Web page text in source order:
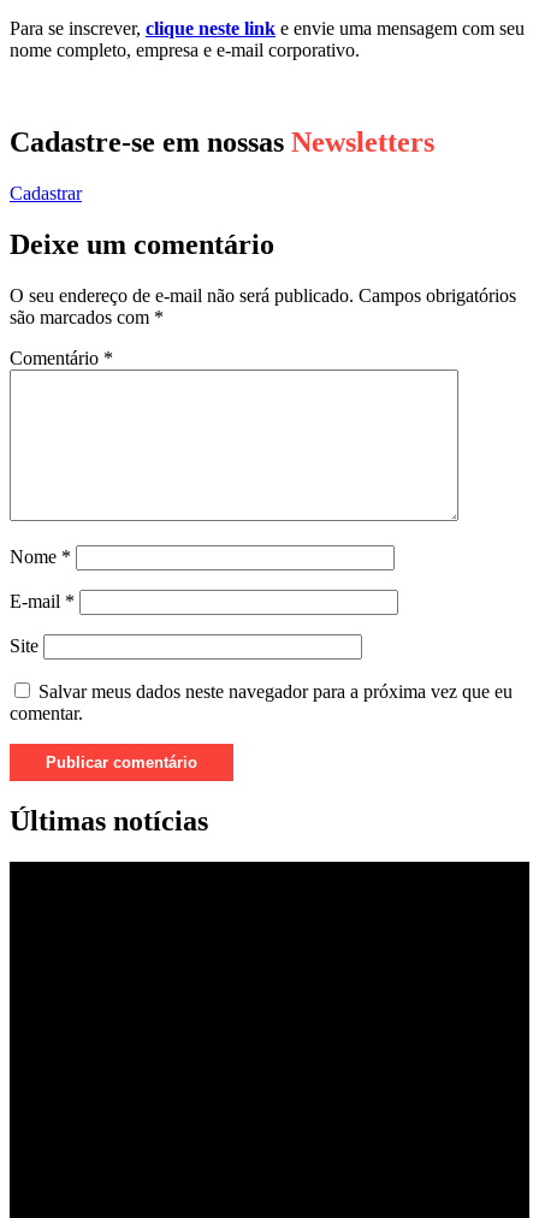
Para se inscrever, clique neste link e envie uma mensagem com seu
nome completo, empresa e e-mail corporativo.
Cadastre-se em nossas Newsletters
Cadastrar
Deixe um comentário
O seu endereço de e-mail não será publicado. Campos obrigatórios
são marcados com *
Comentário *
Nome *
E-mail *
Site
Salvar meus dados neste navegador para a próxima vez que eu
comentar.
Últimas notícias